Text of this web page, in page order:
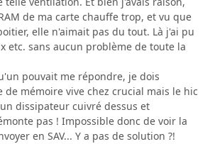
de ma carte chauffe trop, et vu que
elle n'aimait pas du tout. Là j'ai pu
etc. sans aucun problème de toute la
pouvait me répondre, je dois
de mémoire vive chez crucial mais le hic
dissipateur cuivré dessus et
pas ! Impossible donc de voir la
en SAV... Y a pas de solution ?!